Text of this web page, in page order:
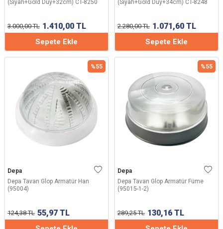
(Siyah+Gold Duy+32cm) CT-8250
3.000,00TL 1.410,00 TL
Sepete Ekle
(Siyah+Gold Duy+34cm) CT-8248
2.280,00TL 1.071,60 TL
Sepete Ekle
%55
Depa
Depa Tavan Glop Armatür Han
(95004)
124,38TL 55,97 TL
%55
Depa
Depa Tavan Glop Armatür Füme
(95015-1-2)
289,25TL 130,16 TL